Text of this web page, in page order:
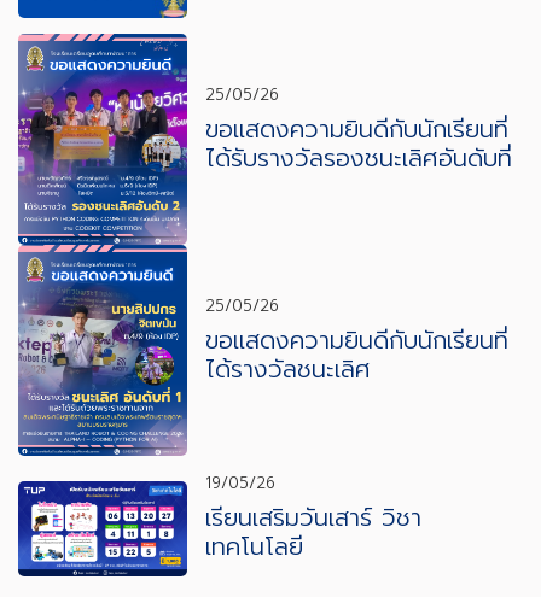
25/05/26
ขอแสดงความยินดีกับนักเรียนที่
ได้รับรางวัลรองชนะเลิศอันดับที่
25/05/26
ขอแสดงความยินดีกับนักเรียนที่
ได้รางวัลชนะเลิศ
19/05/26
เรียนเสริมวันเสาร์ วิชา
เทคโนโลยี